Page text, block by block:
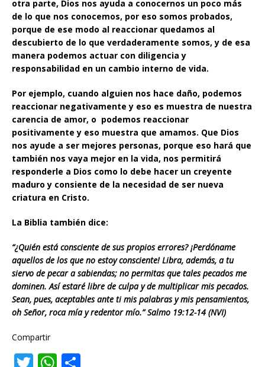
otra parte, Dios nos ayuda a conocernos un poco más
de lo que nos conocemos, por eso somos probados,
porque de ese modo al reaccionar quedamos al
descubierto de lo que verdaderamente somos, y de esa
manera podemos actuar con diligencia y
responsabilidad en un cambio interno de vida.
Por ejemplo, cuando alguien nos hace daño, podemos
reaccionar negativamente y eso es muestra de nuestra
carencia de amor, o podemos reaccionar
positivamente y eso muestra que amamos. Que Dios
nos ayude a ser mejores personas, porque eso hará que
también nos vaya mejor en la vida, nos permitirá
responderle a Dios como lo debe hacer un creyente
maduro y consiente de la necesidad de ser nueva
criatura en Cristo.
La Biblia también dice:
“¿Quién está consciente de sus propios errores? ¡Perdóname
aquellos de los que no estoy consciente! Libra, además, a tu
siervo de pecar a sabiendas; no permitas que tales pecados me
dominen. Así estaré libre de culpa y de multiplicar mis pecados.
Sean, pues, aceptables ante ti mis palabras y mis pensamientos,
oh Señor, roca mía y redentor mío.” Salmo 19:12-14 (NVI)
Compartir